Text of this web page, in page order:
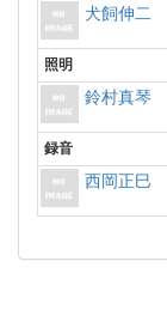
犬飼伸二
照明
鈴村真琴
録音
西岡正巳